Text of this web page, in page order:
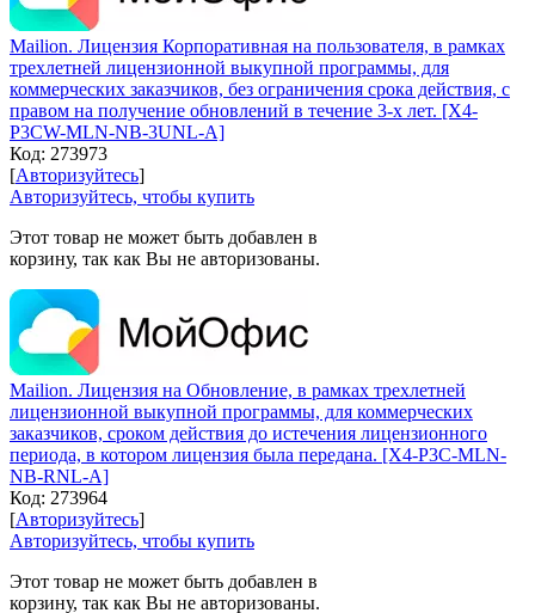
Mailion. Лицензия Корпоративная на пользователя, в рамках
трехлетней лицензионной выкупной программы, для
коммерческих заказчиков, без ограничения срока действия, с
правом на получение обновлений в течение 3-х лет. [X4-
P3CW-MLN-NB-3UNL-A]
Код: 273973
[Авторизуйтесь]
Авторизуйтесь, чтобы купить
Этот товар не может быть добавлен в
корзину, так как Вы не авторизованы.
Mailion. Лицензия на Обновление, в рамках трехлетней
лицензионной выкупной программы, для коммерческих
заказчиков, сроком действия до истечения лицензионного
периода, в котором лицензия была передана. [X4-P3C-MLN-
NB-RNL-A]
Код: 273964
[Авторизуйтесь]
Авторизуйтесь, чтобы купить
Этот товар не может быть добавлен в
корзину, так как Вы не авторизованы.